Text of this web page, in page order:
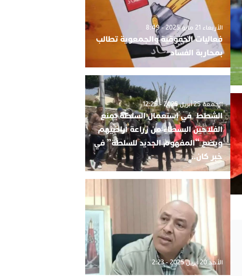
الأربعاء 21 مايو 2025 - 8:49
فعاليات الحقوقية والجمعوية تطالب
بمحاربة الفساد
الجمعة 25 أبريل 2025 - 12:25
الشطط في استعمال السلطة يمنع
الفلاحين البسطاء من زراعة أراضيهم
ويضع “المفهوم الجديد للسلطة” في
خبر كان..
الأحد 20 أبريل 2025 - 2:23